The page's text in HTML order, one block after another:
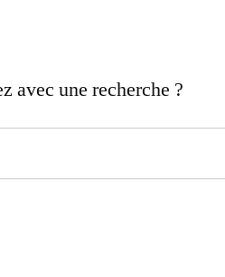
avec une recherche ?